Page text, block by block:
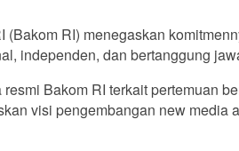
RI) menegaskan
independen, dan bertanggung
Bakom RI terkait pertemuan
visi pengembangan new